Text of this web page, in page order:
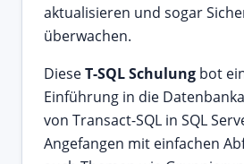
aktualisieren und sogar
überwachen.
DieseT-SQL Schulung bot
Einführung in die
von Transact-SQL in SQL
Angefangen mit einfachen